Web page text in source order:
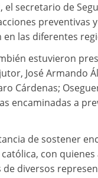
secretario de
preventivas
en las diferentes
estuvieron
José Armando
Cárdenas;
encaminadas a
de sostener
con
diversos